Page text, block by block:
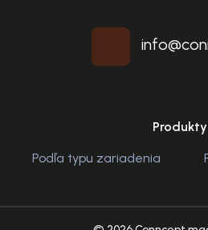
Produkty
Podľa typu zariadenia